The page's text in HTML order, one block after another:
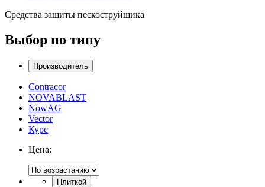
Средства защиты пескоструйщика
Выбор по типу
Производитель
Contracor
NOVABLAST
NowAG
Vector
Курс
Цена:
Плиткой